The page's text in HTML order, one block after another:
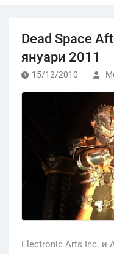
Dead Space
януари 2011
15/12/2010
Electronic Arts Inc. и